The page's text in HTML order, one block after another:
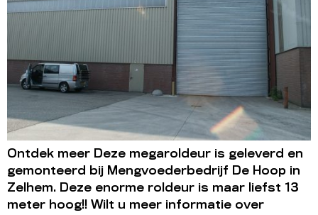
Ontdek meer Deze megaroldeur is geleverd en
gemonteerd bij Mengvoederbedrijf De Hoop in
Zelhem. Deze enorme roldeur is maar liefst 13
meter hoog!! Wilt u meer informatie over